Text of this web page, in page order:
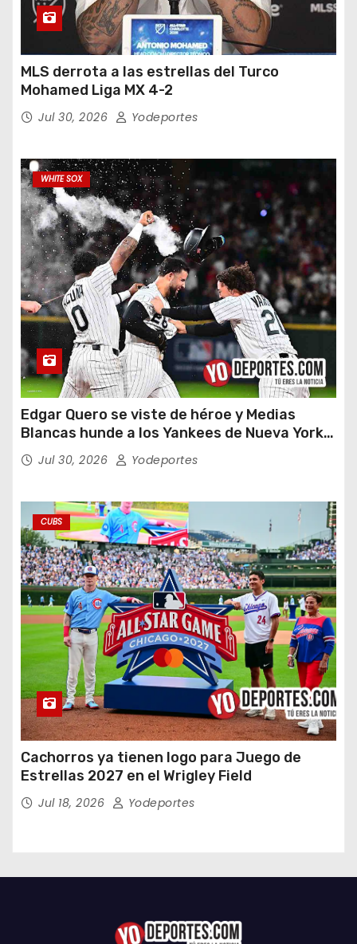
MLS derrota a las estrellas del Turco
Mohamed Liga MX 4-2
Jul 30, 2026 Yodeportes
WHITE SOX
Edgar Quero se viste de héroe y Medias
Blancas hunde a los Yankees de Nueva York
en doce entradas
Jul 30, 2026 Yodeportes
CUBS
Cachorros ya tienen logo para Juego de
Estrellas 2027 en el Wrigley Field
Jul 18, 2026 Yodeportes